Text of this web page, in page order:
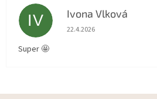
IV Ivona Vlková
Hodnocení obchodu je 5 z
22.4.2026
Super 🤩